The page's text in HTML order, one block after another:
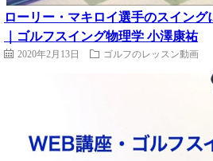
ローリー・マキロイ選手のスイン
｜ゴルフスイング物理学 小澤康祐
2020年2月13日 ゴルフのレッスン動画